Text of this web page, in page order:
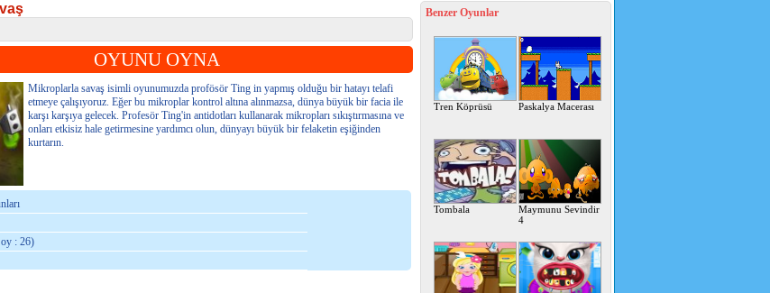
OYUNU OYNA
Mikroplarla savaş isimli oyunumuzda profösör Ting in yapmış olduğu bir hatayı telafi
etmeye çalışıyoruz. Eğer bu mikroplar kontrol altına alınmazsa, dünya büyük bir facia ile
karşı karşıya gelecek. Profesör Ting'in antidotları kullanarak mikropları sıkıştırmasına ve
onları etkisiz hale getirmesine yardımcı olun, dünyayı büyük bir felaketin eşiğinden
kurtarın.
: 26)
Benzer Oyunlar
Tren Köprüsü Paskalya Macerası
Tombala
Maymunu Sevindir
4